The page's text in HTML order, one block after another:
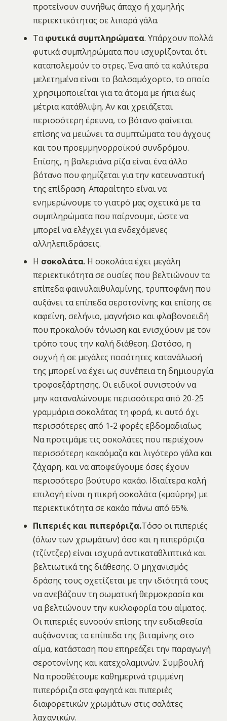
προτείνουν συνήθως άπαχο ή χαμηλής
περιεκτικότητας σε λιπαρά γάλα.
Ταφυτικά συμπληρώματα. Υπάρχουν πολλά
φυτικά συμπληρώματα που ισχυρίζονται ότι
καταπολεμούν το στρες. Ένα από τα καλύτερα
μελετημένα είναι το βαλσαμόχορτο, το οποίο
χρησιμοποιείται για τα άτομα με ήπια έως
μέτρια κατάθλιψη. Αν και χρειάζεται
περισσότερη έρευνα, το βότανο φαίνεται
επίσης να μειώνει τα συμπτώματα του άγχους
και του προεμμηνορροϊκού συνδρόμου.
Επίσης, η βαλεριάνα ρίζα είναι ένα άλλο
βότανο που φημίζεται για την κατευναστική
της επίδραση. Απαραίτητο είναι να
ενημερώνουμε το γιατρό μας σχετικά με τα
συμπληρώματα που παίρνουμε, ώστε να
μπορεί να ελέγχει για ενδεχόμενες
αλληλεπιδράσεις.
Η σοκολάτα. Η σοκολάτα έχει μεγάλη
περιεκτικότητα σε ουσίες που βελτιώνουν τα
επίπεδα φαινυλαιθυλαμίνης, τρυπτοφάνη που
αυξάνει τα επίπεδα σεροτονίνης και επίσης σε
καφεΐνη, σελήνιο, μαγνήσιο και φλαβονοειδή
που προκαλούν τόνωση και ενισχύουν με τον
τρόπο τους την καλή διάθεση. Ωστόσο, η
συχνή ή σε μεγάλες ποσότητες κατανάλωσή
της μπορεί να έχει ως συνέπεια τη δημιουργία
τροφοεξάρτησης. Οι ειδικοί συνιστούν να
μην καταναλώνουμε περισσότερα από 20-25
γραμμάρια σοκολάτας τη φορά, κι αυτό όχι
περισσότερες από 1-2 φορές εβδομαδιαίως.
Να προτιμάμε τις σοκολάτες που περιέχουν
περισσότερη κακαόμαζα και λιγότερο γάλα και
ζάχαρη, και να αποφεύγουμε όσες έχουν
περισσότερο βούτυρο κακάο. Ιδιαίτερα καλή
επιλογή είναι η πικρή σοκολάτα («μαύρη») με
περιεκτικότητα σε κακάο πάνω από 65%.
Πιπεριές και πιπερόριζα.Τόσο οι πιπεριές
(όλων των χρωμάτων) όσο και η πιπερόριζα
(τζίντζερ) είναι ισχυρά αντικαταθλιπτικά και
βελτιωτικά της διάθεσης. Ο μηχανισμός
δράσης τους σχετίζεται με την ιδιότητά τους
να ανεβάζουν τη σωματική θερμοκρασία και
να βελτιώνουν την κυκλοφορία του αίματος.
Οι πιπεριές ευνοούν επίσης την ευδιαθεσία
αυξάνοντας τα επίπεδα της βιταμίνης στο
αίμα, κατάσταση που επηρεάζει την παραγωγή
σεροτονίνης και κατεχολαμινών. Συμβουλή:
Να προσθέτουμε καθημερινά τριμμένη
πιπερόριζα στα φαγητά και πιπεριές
διαφορετικών χρωμάτων στις σαλάτες
λαχανικών.